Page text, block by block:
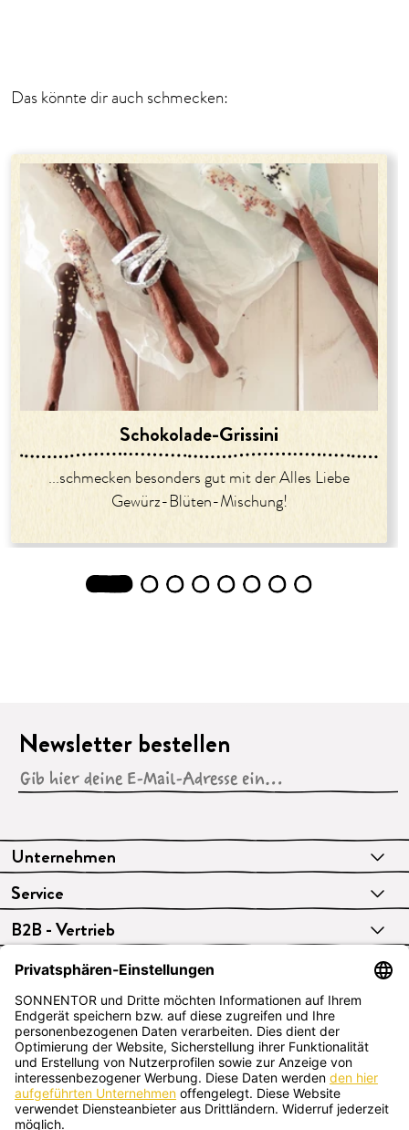
Das könnte dir auch schmecken:
Schokolade-Grissini
...schmecken besonders gut mit der Alles Liebe
Gewürz-Blüten-Mischung!
2 3 4 5 6 7 8
Unternehmen
Service
B2B - Vertrieb
Newsletter bestellen
Deutsch
SONNENTOR Kräuterhandels GMBH
Sprögnitz 10, 3913 Sprögnitz, Österreich